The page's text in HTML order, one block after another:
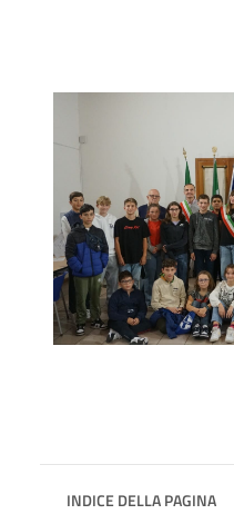
INDICE DELLA PAGINA